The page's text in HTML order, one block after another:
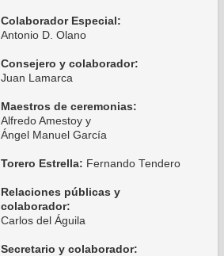
Colaborador Especial:
Antonio D. Olano
Consejero y colaborador:
Juan Lamarca
Maestros de ceremonias:
Alfredo Amestoy y
Ángel Manuel García
Torero Estrella: Fernando Tendero
Relaciones públicas y
colaborador:
Carlos del Águila
Secretario y colaborador: